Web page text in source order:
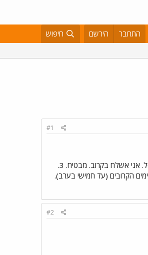
התחבר הירשם חיפוש
#1
מספר הודעות\שאלות: 1. טל... איפה את???? השמיעי קול (קוקוריקו תרנגול). 2. משנה תורן - מצטער... לא הייתה לי הזדמנות לשלוח לך אי מייל. אני אשלח בקרוב. מבטיח. 3.
המון בהצלחה לרפאל שמחר יהיה בגדנ``ע צלילה! 4. ובזמן שרפאל יצלול במימי הים התיכון אני אצלול במפרץ אילת... לכן אני לא אהיה ב-6 ימים הקרובים (עד חמישי בערב).
#2